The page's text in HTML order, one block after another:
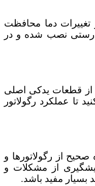
تغییرات دما محافظت
نصب شده و در
از قطعات یدکی اصلی
تا عملکرد رگولاتور
از رگولاتورها و
از مشکلات و
بسیار مفید باشد.